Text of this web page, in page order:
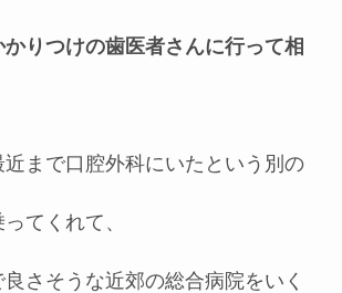
りつけの歯医者さんに行って相
まで口腔外科にいたという別の
てくれて、
さそうな近郊の総合病院をいく